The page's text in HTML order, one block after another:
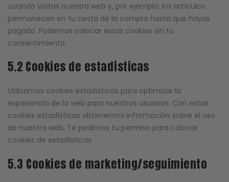
cuando visitas nuestra web y, por ejemplo, los artículos
permanecen en tu cesta de la compra hasta que hayas
pagado. Podemos colocar estas cookies sin tu
consentimiento.
5.2 Cookies de estadísticas
Utilizamos cookies estadísticas para optimizar la
experiencia de la web para nuestros usuarios. Con estas
cookies estadísticas obtenemos información sobre el uso
de nuestra web. Te pedimos tu permiso para colocar
cookies de estadísticas.
5.3 Cookies de marketing/seguimiento